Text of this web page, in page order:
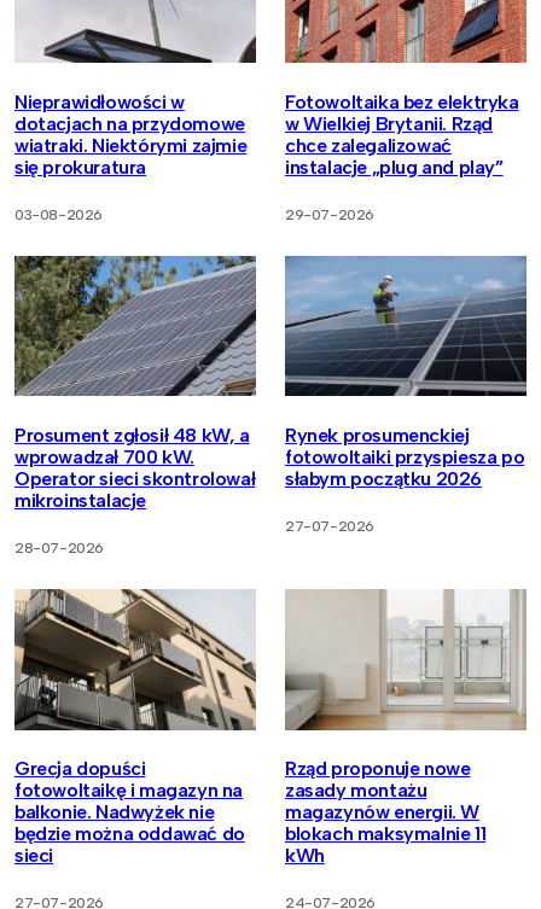
Nieprawidłowości w
dotacjach na przydomowe
wiatraki. Niektórymi zajmie
się prokuratura
03-08-2026
Fotowoltaika bez elektryka
w Wielkiej Brytanii. Rząd
chce zalegalizować
instalacje „plug and play”
29-07-2026
Prosument zgłosił 48 kW, a
wprowadzał 700 kW.
Operator sieci skontrolował
mikroinstalacje
28-07-2026
Rynek prosumenckiej
fotowoltaiki przyspiesza po
słabym początku 2026
27-07-2026
Grecja dopuści
fotowoltaikę i magazyn na
balkonie. Nadwyżek nie
będzie można oddawać do
sieci
27-07-2026
Rząd proponuje nowe
zasady montażu
magazynów energii. W
blokach maksymalnie 11
kWh
24-07-2026